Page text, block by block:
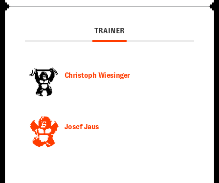
TRAINER
Christoph Wiesinger
Josef Jaus